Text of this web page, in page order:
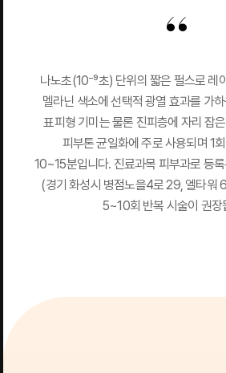
나노초(10⁻⁹초) 단위의 짧은 펄스로 레
멜라닌 색소에 선택적 광열 효과를 가
표피형 기미는 물론 진피층에 자리 잡
피부톤 균일화에 주로 사용되며 1
10~15분입니다. 진료과목 피부과로 등
(경기 화성시 병점노을4로 29, 엘타워
5~10회 반복 시술이 권장